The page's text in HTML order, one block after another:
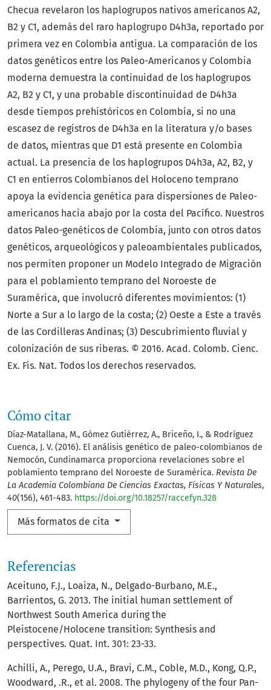
Cómo citar
Díaz-Matallana, M., Gómez Gutiérrez, A., Briceño, I., & Rodríguez
Cuenca, J. V. (2016). El análisis genético de paleo-colombianos de
Nemocón, Cundinamarca proporciona revelaciones sobre el
poblamiento temprano del Noroeste de Suramérica. Revista De
La Academia Colombiana De Ciencias Exactas, Físicas Y Naturales,
40(156), 461-483. https://doi.org/10.18257/raccefyn.328
Más formatos de cita
Checua revelaron los haplogrupos nativos americanos A2,
B2 y C1, además del raro haplogrupo D4h3a, reportado por
primera vez en Colombia antigua. La comparación de los
datos genéticos entre los Paleo-Americanos y Colombia
moderna demuestra la continuidad de los haplogrupos
A2, B2 y C1, y una probable discontinuidad de D4h3a
desde tiempos prehistóricos en Colombia, si no una
escasez de registros de D4h3a en la literatura y/o bases
de datos, mientras que D1 está presente en Colombia
actual. La presencia de los haplogrupos D4h3a, A2, B2, y
C1 en entierros Colombianos del Holoceno temprano
apoya la evidencia genética para dispersiones de Paleo-
americanos hacia abajo por la costa del Pacífico. Nuestros
datos Paleo-genéticos de Colombia, junto con otros datos
genéticos, arqueológicos y paleoambientales publicados,
nos permiten proponer un Modelo Integrado de Migración
para el poblamiento temprano del Noroeste de
Suramérica, que involucró diferentes movimientos: (1)
Norte a Sur a lo largo de la costa; (2) Oeste a Este a través
de las Cordilleras Andinas; (3) Descubrimiento fluvial y
colonización de sus riberas. © 2016. Acad. Colomb. Cienc.
Ex. Fis. Nat. Todos los derechos reservados.
Referencias
Aceituno, F.J., Loaiza, N., Delgado-Burbano, M.E.,
Barrientos, G. 2013. The initial human settlement of
Northwest South America during the
Pleistocene/Holocene transition: Synthesis and
perspectives. Quat. Int. 301: 23-33.
Achilli, A., Perego, U.A., Bravi, C.M., Coble, M.D., Kong, Q.P.,
Woodward, .R., et al. 2008. The phylogeny of the four Pan-